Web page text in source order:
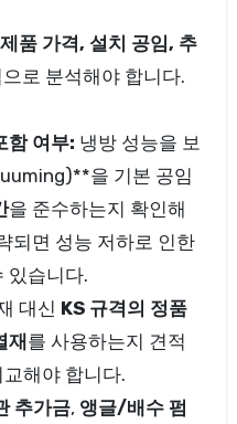
제품 가격, 설치 공임, 추
로 분석해야 합니다.
함 여부: 냉방 성능을 보
을 기본 공임
을 준수하는지 확인해
되면 성능 저하로 인한
있습니다.
대신 KS 규격의 정품
재를 사용하는지 견적
해야 합니다.
추가금, 앵글/배수 펌